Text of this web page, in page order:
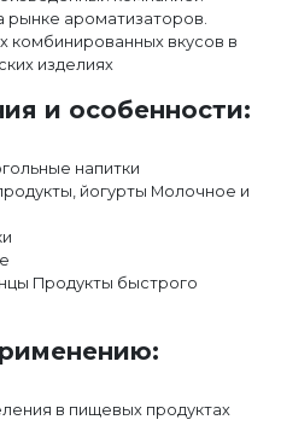
рынке ароматизаторов.
комбинированных вкусов в
изделиях
и особенности:
напитки
йогурты Молочное и
Продукты быстрого
в пищевых продуктах